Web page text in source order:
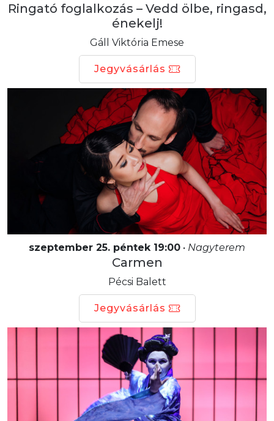
Ringató foglalkozás – Vedd ölbe, ringasd,
énekelj!
Gáll Viktória Emese
Jegyvásárlás
szeptember 25. péntek 19:00 • Nagyterem
Carmen
Pécsi Balett
Jegyvásárlás